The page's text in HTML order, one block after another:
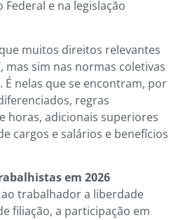
e na legislação
muitos direitos relevantes
mas sim nas normas coletivas
nelas que se encontram, por
regras
horas, adicionais superiores
cargos e salários e benefícios
em 2026
trabalhador a liberdade
filiação, a participação em